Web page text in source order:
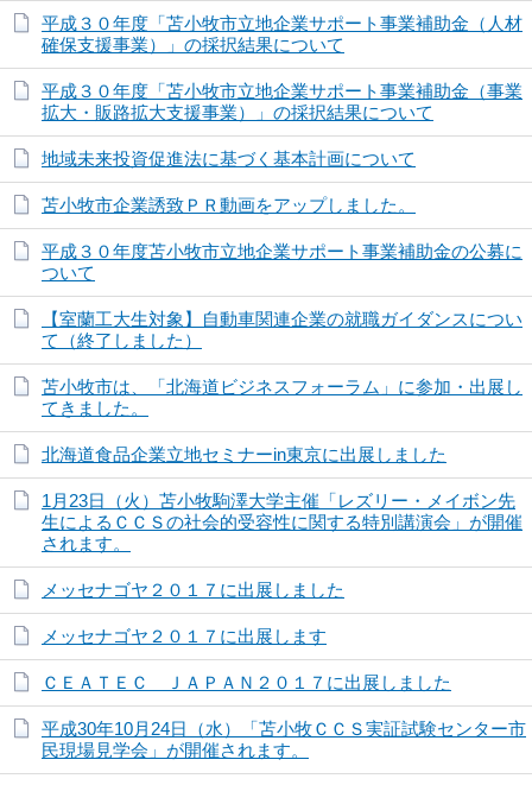
平成３０年度「苫小牧市立地企業サポート事業補助金（人材
確保支援事業）」の採択結果について
平成３０年度「苫小牧市立地企業サポート事業補助金（事業
拡大・販路拡大支援事業）」の採択結果について
地域未来投資促進法に基づく基本計画について
苫小牧市企業誘致ＰＲ動画をアップしました。
平成３０年度苫小牧市立地企業サポート事業補助金の公募に
ついて
【室蘭工大生対象】自動車関連企業の就職ガイダンスについ
て（終了しました）
苫小牧市は、「北海道ビジネスフォーラム」に参加・出展し
てきました。
北海道食品企業立地セミナーin東京に出展しました
1月23日（火）苫小牧駒澤大学主催「レズリー・メイボン先
生によるＣＣＳの社会的受容性に関する特別講演会」が開催
されます。
メッセナゴヤ２０１７に出展しました
メッセナゴヤ２０１７に出展します
ＣＥＡＴＥＣ ＪＡＰＡＮ２０１７に出展しました
平成30年10月24日（水）「苫小牧ＣＣＳ実証試験センター市
民現場見学会」が開催されます。